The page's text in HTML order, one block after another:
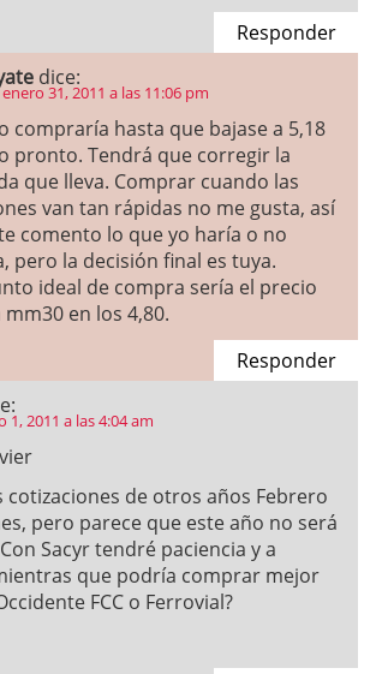
Responder
dice:
enero 31, 2011 a las 11:06 pm
compraría hasta que bajase a 5,18
pronto. Tendrá que corregir la
que lleva. Comprar cuando las
van tan rápidas no me gusta, así
comento lo que yo haría o no
pero la decisión final es tuya.
ideal de compra sería el precio
mm30 en los 4,80.
Responder
1, 2011 a las 4:04 am
cotizaciones de otros años Febrero
pero parece que este año no será
Sacyr tendré paciencia y a
que podría comprar mejor
FCC o Ferrovial?